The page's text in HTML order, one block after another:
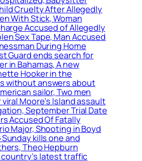
Cruelty After Allegedly
With Stick, Woman
Accused of Allegedly
Sex Tape, Man Accused
During Home
Guard ends search for
in Bahamas, A new
Hooker in the
without answers about
sailor, Two men
Moore’s Island assault
September Trial Date
Accused Of Fatally
Major, Shooting in Boyd
Sunday kills one and
Theo Hepburn
latest traffic